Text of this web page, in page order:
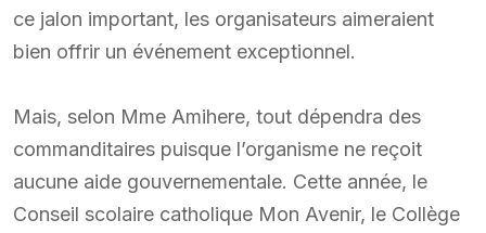
ce jalon important, les organisateurs aimeraient
bien offrir un événement exceptionnel.
Mais, selon Mme Amihere, tout dépendra des
commanditaires puisque l’organisme ne reçoit
aucune aide gouvernementale. Cette année, le
Conseil scolaire catholique Mon Avenir, le Collège